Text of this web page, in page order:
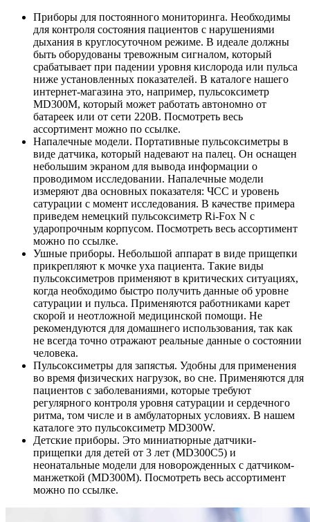
Приборы для постоянного мониторинга. Необходимы
для контроля состояния пациентов с нарушениями
дыхания в круглосуточном режиме. В идеале должны
быть оборудованы тревожным сигналом, который
срабатывает при падении уровня кислорода или пульса
ниже установленных показателей. В каталоге нашего
интернет-магазина это, например, пульсоксиметр
MD300M, который может работать автономно от
батареек или от сети 220В. Посмотреть весь
ассортимент можно по ссылке.
Напалечные модели. Портативные пульсоксиметры в
виде датчика, который надевают на палец. Он оснащен
небольшим экраном для вывода информации о
проводимом исследовании. Напалечные модели
измеряют два основных показателя: ЧСС и уровень
сатурации с момент исследования. В качестве примера
приведем немецкий пульсоксиметр Ri-Fox N с
ударопрочным корпусом. Посмотреть весь ассортимент
можно по ссылке.
Ушные приборы. Небольшой аппарат в виде прищепки
прикрепляют к мочке уха пациента. Такие виды
пульсоксиметров применяют в критических ситуациях,
когда необходимо быстро получить данные об уровне
сатурации и пульса. Применяются работниками карет
скорой и неотложной медицинской помощи. Не
рекомендуются для домашнего использования, так как
не всегда точно отражают реальные данные о состоянии
человека.
Пульсоксиметры для запястья. Удобны для применения
во время физических нагрузок, во сне. Применяются для
пациентов с заболеваниями, которые требуют
регулярного контроля уровня сатурации и сердечного
ритма, том числе и в амбулаторных условиях. В нашем
каталоге это пульсоксиметр MD300W.
Детские приборы. Это миниатюрные датчики-
прищепки для детей от 3 лет (MD300C5) и
неонатальные модели для новорожденных с датчиком-
манжеткой (MD300M). Посмотреть весь ассортимент
можно по ссылке.